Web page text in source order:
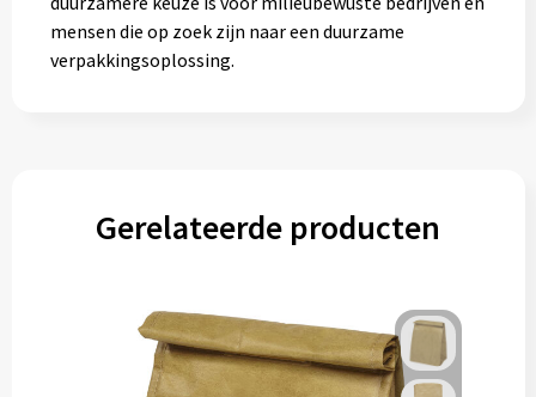
Gereedschap
Persoonlijke verzorging
mensen die op zoek zijn naar een duurzame
verpakkingsoplossing.
Gerelateerde producten